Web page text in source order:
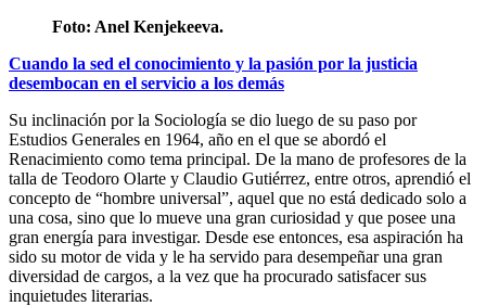
Foto: Anel Kenjekeeva.
Cuando la sed el conocimiento y la pasión por la justicia
desembocan en el servicio a los demás
Su inclinación por la Sociología se dio luego de su paso por
Estudios Generales en 1964, año en el que se abordó el
Renacimiento como tema principal. De la mano de profesores de la
talla de Teodoro Olarte y Claudio Gutiérrez, entre otros, aprendió el
concepto de “hombre universal”, aquel que no está dedicado solo a
una cosa, sino que lo mueve una gran curiosidad y que posee una
gran energía para investigar. Desde ese entonces, esa aspiración ha
sido su motor de vida y le ha servido para desempeñar una gran
diversidad de cargos, a la vez que ha procurado satisfacer sus
inquietudes literarias.